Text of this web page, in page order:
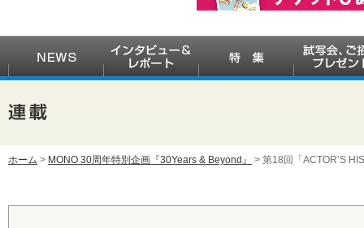
ホーム > MONO 30周年特別企画『30Years & Beyond』 > 第18回「ACTOR’S